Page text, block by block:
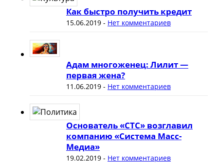
Как быстро получить кредит
15.06.2019- Нет комментариев
Адам многоженец: Лилит —
первая жена?
11.06.2019- Нет комментариев
Основатель «СТС» возглавил
компанию «Система Масс-
Медиа»
19.02.2019- Нет комментариев